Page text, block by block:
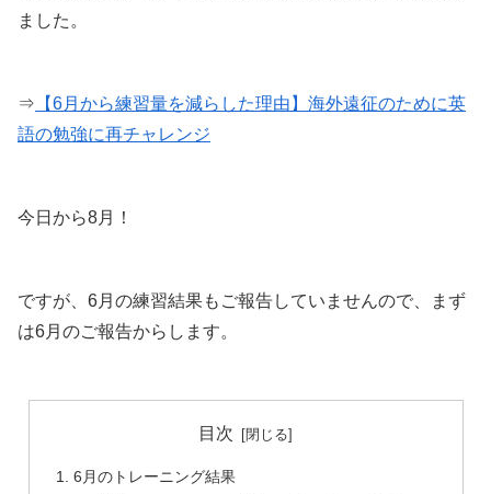
ました。
⇒ 【6月から練習量を減らした理由】海外遠征のために英
語の勉強に再チャレンジ
今日から8月！
ですが、6月の練習結果もご報告していませんので、まず
は6月のご報告からします。
目次
6月のトレーニング結果